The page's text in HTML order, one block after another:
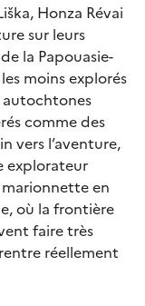
Honza Révai
sur leurs
la Papouasie-
moins explorés
autochtones
comme des
vers l’aventure,
explorateur
en
où la frontière
faire très
réellement